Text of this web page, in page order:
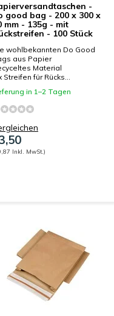
-
good bag - 200 x 300 x
mm - 135g - mit
- 100 Stück
wohlbekannten Do Good
aus Papier
Material
Streifen für Rücks...
in 1–2 Tagen
Inkl. MwSt.)